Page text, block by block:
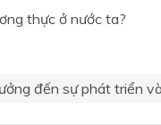
thực ở nước ta?
đến sự phát triển và...